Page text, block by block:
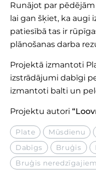
Runājot par pēdējām
lai gan šķiet, ka augi
patiesībā tas ir
plānošanas darba
Projektā izmantoti
izstrādājumi dabīgi
izmantoti balti un
Projektu autori “
Plate Mūsdienu
Dabīgs
Bruģis
Bruģis neredzīgajiem